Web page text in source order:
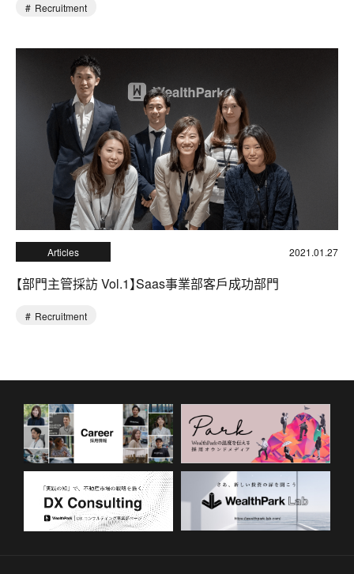
Recruitment
Articles 2021.01.27
【部門主管採訪 Vol.1】Saas事業部客戶成功部門
Recruitment